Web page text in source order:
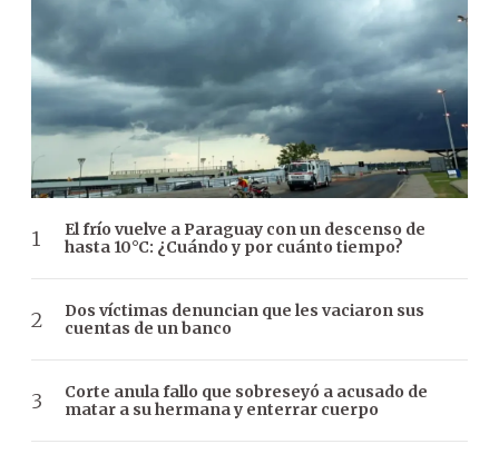
El frío vuelve a Paraguay con un descenso de
hasta 10°C: ¿Cuándo y por cuánto tiempo?
Dos víctimas denuncian que les vaciaron sus
cuentas de un banco
Corte anula fallo que sobreseyó a acusado de
matar a su hermana y enterrar cuerpo